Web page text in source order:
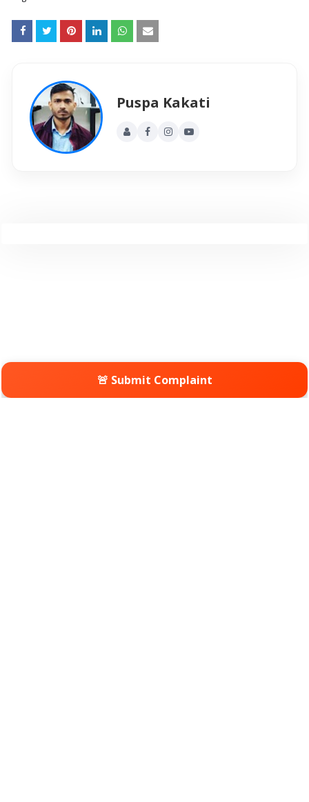
Puspa Kakati
🚨 Submit Complaint